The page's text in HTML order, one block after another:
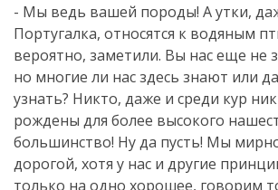
- Мы ведь вашей породы! А утки,
Португалка, относятся к водяным
вероятно, заметили. Вы нас еще не
но многие ли нас здесь знают или
узнать? Никто, даже и среди кур
рождены для более высокого
большинство! Ну да пусть! Мы
дорогой, хотя у нас и другие
только на одно хорошее, говорим